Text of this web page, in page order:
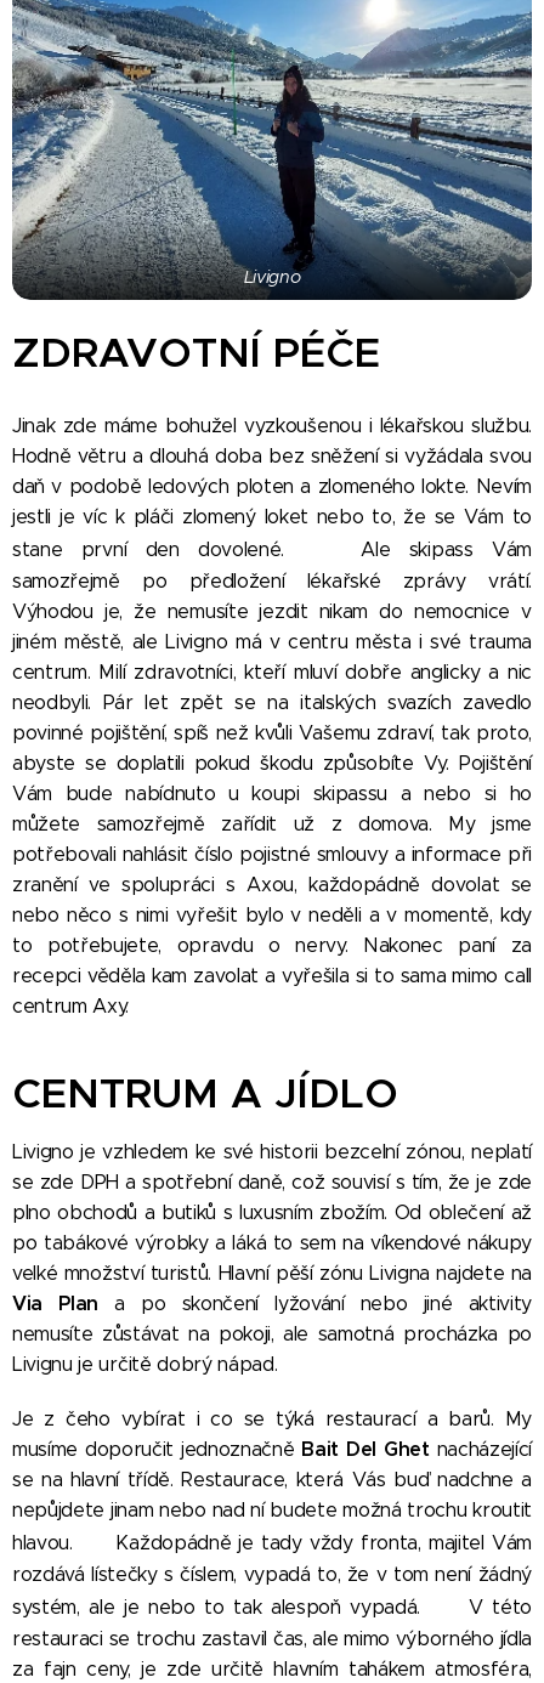
Livigno
ZDRAVOTNÍ PÉČE
Jinak zde máme bohužel vyzkoušenou i lékařskou službu.
Hodně větru a dlouhá doba bez sněžení si vyžádala svou
daň v podobě ledových ploten a zlomeného lokte. Nevím
jestli je víc k pláči zlomený loket nebo to, že se Vám to
stane první den dovolené.
Ale skipass Vám
samozřejmě po předložení lékařské zprávy vrátí.
Výhodou je, že nemusíte jezdit nikam do nemocnice v
jiném městě, ale Livigno má v centru města i své trauma
centrum. Milí zdravotníci, kteří mluví dobře anglicky a nic
neodbyli. Pár let zpět se na italských svazích zavedlo
povinné pojištění, spíš než kvůli Vašemu zdraví, tak proto,
abyste se doplatili pokud škodu způsobíte Vy. Pojištění
Vám bude nabídnuto u koupi skipassu a nebo si ho
můžete samozřejmě zařídit už z domova. My jsme
potřebovali nahlásit číslo pojistné smlouvy a informace při
zranění ve spolupráci s Axou, každopádně dovolat se
nebo něco s nimi vyřešit bylo v neděli a v momentě, kdy
to potřebujete, opravdu o nervy. Nakonec paní za
recepci věděla kam zavolat a vyřešila si to sama mimo call
centrum Axy.
CENTRUM A JÍDLO
Livigno je vzhledem ke své historii bezcelní zónou, neplatí
se zde DPH a spotřební daně, což souvisí s tím, že je zde
plno obchodů a butiků s luxusním zbožím. Od oblečení až
po tabákové výrobky a láká to sem na víkendové nákupy
velké množství turistů. Hlavní pěší zónu Livigna najdete na
Via Plan a po skončení lyžování nebo jiné aktivity
nemusíte zůstávat na pokoji, ale samotná procházka po
Livignu je určitě dobrý nápad.
Je z čeho vybírat i co se týká restaurací a barů. My
musíme doporučit jednoznačně Bait Del Ghetnacházející
se na hlavní třídě. Restaurace, která Vás buď nadchne a
nepůjdete jinam nebo nad ní budete možná trochu kroutit
hlavou.
Každopádně je tady vždy fronta, majitel Vám
rozdává lístečky s číslem, vypadá to, že v tom není žádný
systém, ale je nebo to tak alespoň vypadá.
V této
restauraci se trochu zastavil čas, ale mimo výborného jídla
za fajn ceny, je zde určitě hlavním tahákem atmosféra,